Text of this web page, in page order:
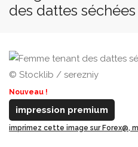
des dattes séchées
© Stocklib / serezniy
Nouveau !
impression premium
imprimez cette image sur Forex@,